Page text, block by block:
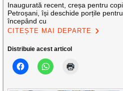
Inaugurată recent, creșa pentru
Petroșani, își deschide porțile
începând cu
CITEȘTE MAI DEPARTE
Distribuie acest articol